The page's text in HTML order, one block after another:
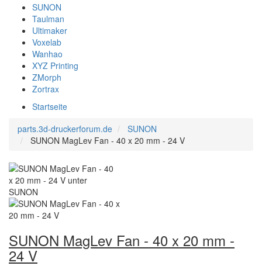
SUNON
Taulman
Ultimaker
Voxelab
Wanhao
XYZ Printing
ZMorph
Zortrax
Startseite
parts.3d-druckerforum.de
SUNON
SUNON MagLev Fan - 40 x 20 mm - 24 V
SUNON MagLev Fan - 40 x 20 mm -
24 V